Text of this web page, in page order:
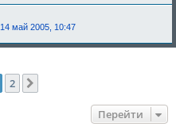
14 май 2005, 10:47
2
Перейти